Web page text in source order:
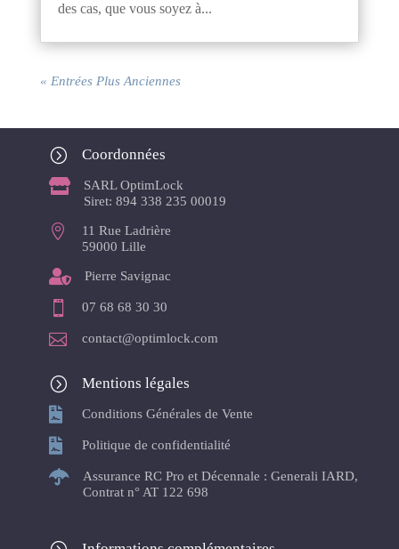
des cas, que vous soyez à...
« Entrées Plus Anciennes
= Coordonnées

SARL OptimLock
Siret: 894 338 235 00019

11 Rue Ladrière
59000 Lille
 Pierre Savignac
 07 68 68 30 30
 contact@optimlock.com
= Mentions légales
 Conditions Générales de Vente
 Politique de confidentialité

Assurance RC Pro et Décennale : Generali IARD,
Contrat n° AT 122 698